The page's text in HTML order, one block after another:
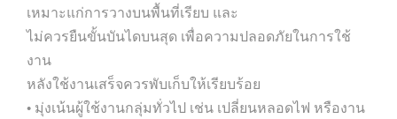
เหมาะแก่การวางบนพื้นที่เรียบ และ
ไม่ควรยืนขั้นบันไดบนสุด เพื่อความปลอดภัยในการใช้
งาน
หลังใช้งานเสร็จควรพับเก็บให้เรียบร้อย
• มุ่งเน้นผู้ใช้งานกลุ่มทั่วไป เช่น เปลี่ยนหลอดไฟ หรืองาน